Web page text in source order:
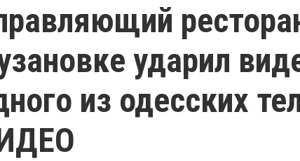
ударил
из одесских